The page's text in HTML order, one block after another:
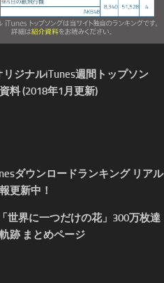
リジナルiTunes週間トップソン
料 (2018年1月更新)
ダウンロードランキング リアル
更新中！
世界に一つだけの花」300万枚達
跡 まとめページ